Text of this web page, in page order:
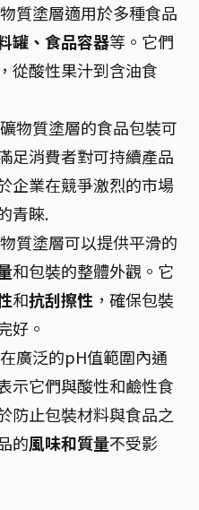
質塗層適用於多種食品
罐、食品容器等。它們
從酸性果汁到含油食
物質塗層的食品包裝可
足消費者對可持續產品
企業在競爭激烈的市場
青睞.
質塗層可以提供平滑的
和包裝的整體外觀。它
和抗刮擦性 ，確保包裝
好。
廣泛的pH值範圍內通
示它們與酸性和鹼性食
防止包裝材料與食品之
的風味和質量不受影